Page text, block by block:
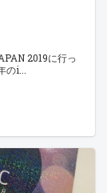
2019に行っ
のi